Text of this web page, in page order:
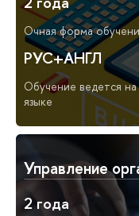
Очная форма
РУС+АНГЛ
Обучение ведется
языке
Управление
2 года